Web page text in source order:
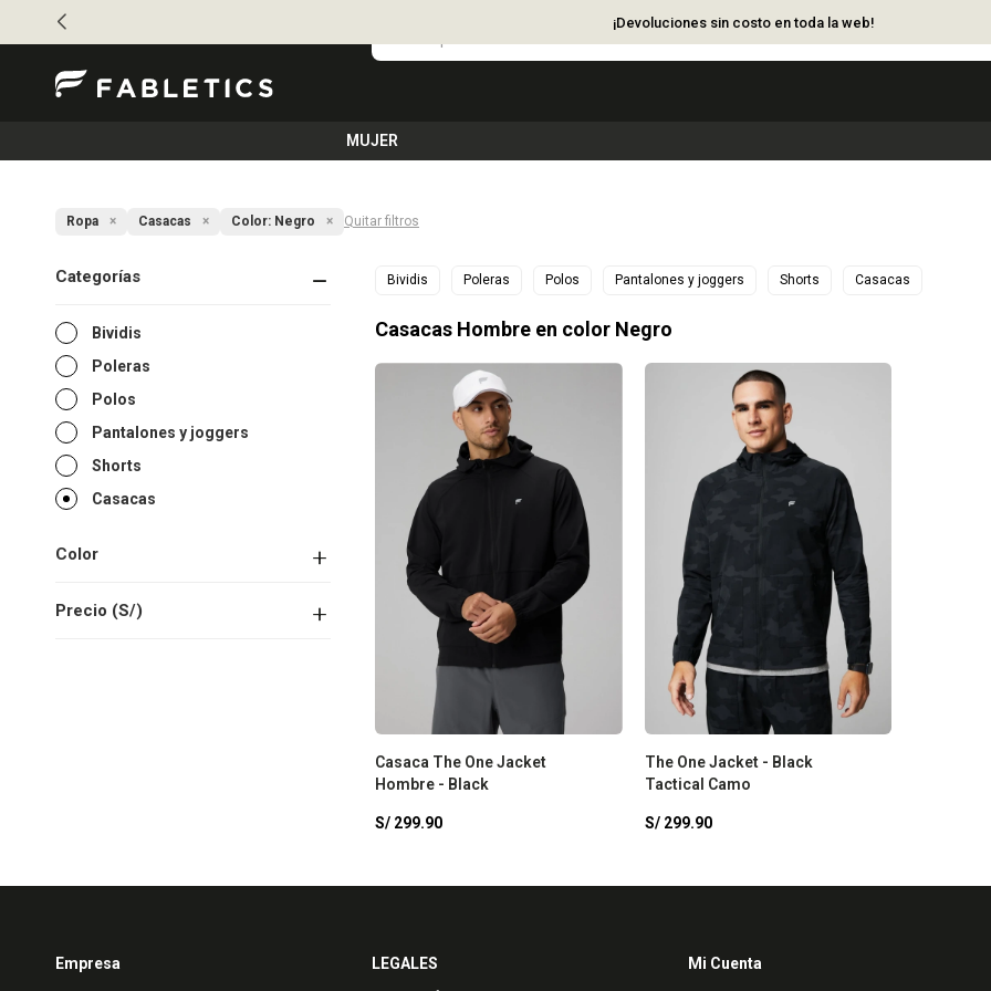
¡Devoluciones sin costo en toda la web!
MUJER
Ropa Casacas Color: Negro Quitar filtros
Bividis Poleras Polos Pantalones y joggers Shorts Casacas
Casacas Hombre en color Negro
Casaca The One Jacket
Hombre - Black
S/ 299.90
The One Jacket - Black
Tactical Camo
S/ 299.90
Categorías
Bividis
Poleras
Polos
Pantalones y joggers
Shorts
Casacas
Precio (S/)
Color
Empresa LEGALES Mi Cuenta